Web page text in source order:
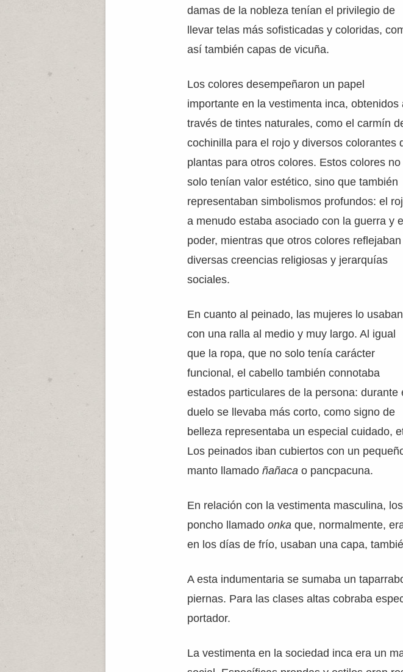
damas de la nobleza tenían el privilegio de
llevar telas más sofisticadas y coloridas,
así también capas de vicuña.
Los colores desempeñaron un papel
importante en la vestimenta inca, obtenidos
través de tintes naturales, como el carmín
cochinilla para el rojo y diversos colorantes
plantas para otros colores. Estos colores no
solo tenían valor estético, sino que también
representaban simbolismos profundos: el
a menudo estaba asociado con la guerra y el
poder, mientras que otros colores reflejaban
diversas creencias religiosas y jerarquías
sociales.
En cuanto al peinado, las mujeres lo usaban
con una ralla al medio y muy largo. Al igual
que la ropa, que no solo tenía carácter
funcional, el cabello también connotaba
estados particulares de la persona: durante
duelo se llevaba más corto, como signo de
belleza representaba un especial cuidado,
Los peinados iban cubiertos con un
manto llamadoñañaca o pancpacuna.
En relación con la vestimenta masculina,
poncho llamadoonka que, normalmente,
en los días de frío, usaban una capa,
A esta indumentaria se sumaba un
piernas. Para las clases altas cobraba
portador.
La vestimenta en la sociedad inca era un